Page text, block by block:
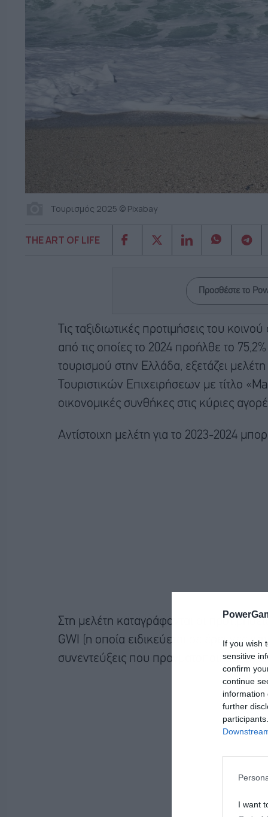
If you wish
sensitive
confirm
continue
information
further
I want
Τουρισμός 2025 © Pixabay
THE ART OF LIFE
Προσθέστε το
Τις ταξιδιωτικές προτιμήσεις του
από τις οποίες το 2024 προήλθε το
τουρισμού στην Ελλάδα, εξετάζει
Τουριστικών Επιχειρήσεων με τίτλο
οικονομικές συνθήκες στις κύριες
Αντίστοιχη μελέτη για το 2023-2024
Στη μελέτη καταγράφονται οι
GWI (η οποία ειδικεύεται σε έρευνες
συνεντεύξεις που πραγματοποιήθηκαν